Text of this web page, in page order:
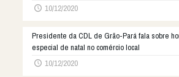
10/12/2020
Presidente da CDL de Grão-Pará fala sobre
especial de natal no comércio local
10/12/2020